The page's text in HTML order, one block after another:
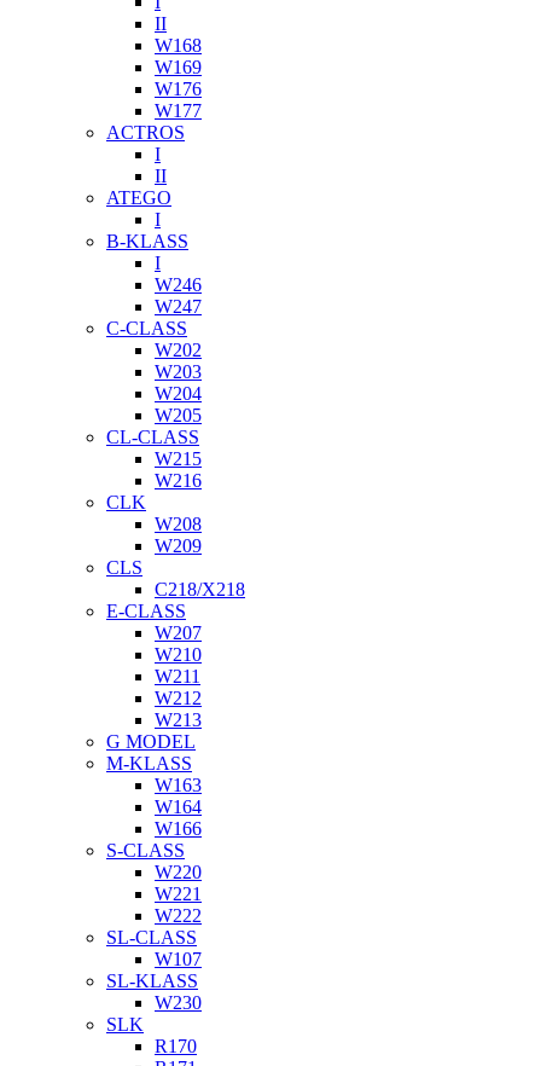
II
W168
W169
W176
W177
ACTROS
I
II
ATEGO
I
B-KLASS
I
W246
W247
C-CLASS
W202
W203
W204
W205
CL-CLASS
W215
W216
CLK
W208
W209
CLS
C218/X218
E-CLASS
W207
W210
W211
W212
W213
G MODEL
M-KLASS
W163
W164
W166
S-CLASS
W220
W221
W222
SL-CLASS
W107
SL-KLASS
W230
SLK
R170